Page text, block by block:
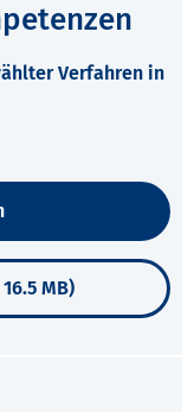
Verfahren in
MB)